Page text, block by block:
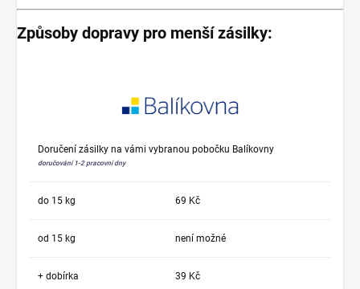
Způsoby dopravy pro menší zásilky:
Doručení zásilky na vámi vybranou pobočku Balíkovny
doručování 1-2 pracovní dny
do 15 kg 69 Kč
od 15 kg není možné
+ dobírka 39 Kč